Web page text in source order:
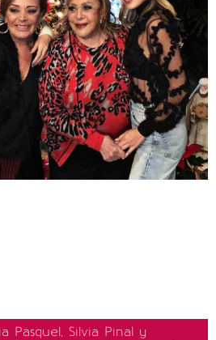
Pasquel, Silvia Pinal y